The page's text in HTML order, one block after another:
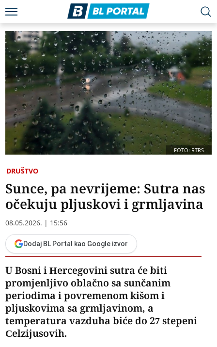
FOTO: RTRS
DRUŠTVO
Sunce, pa nevrijeme: Sutra nas
očekuju pljuskovi i grmljavina
08.05.2026. | 15:56
Dodaj BL Portal kao Google izvor
U Bosni i Hercegovini sutra će biti
promjenljivo oblačno sa sunčanim
periodima i povremenom kišom i
pljuskovima sa grmljavinom, a
temperatura vazduha biće do 27 stepeni
Celzijusovih.